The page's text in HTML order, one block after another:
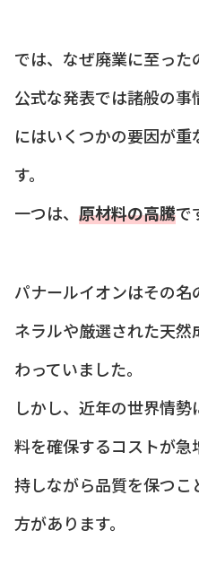
では、なぜ廃業に至った
公式な発表では諸般の
にはいくつかの要因が
す。
一つは、 原材料の高騰で
パナールイオンはその名
ネラルや厳選された天
わっていました。
しかし、近年の世界情
料を確保するコストが
持しながら品質を保つ
方があります。